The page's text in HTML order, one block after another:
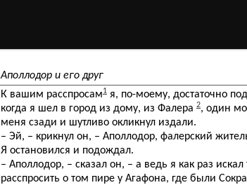
Аполлодор и его друг
К вашим расспросам1 я, по-моему, достаточно
когда я шел в город из дому, из Фалера 2, один
меня сзади и шутливо окликнул издали.
– Эй, – крикнул он, – Аполлодор, фалерский
Я остановился и подождал.
– Аполлодор, – сказал он, – а ведь я как раз
расспросить о том пире у Агафона, где были